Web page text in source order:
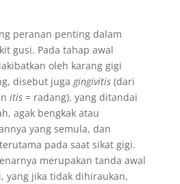
peranan penting dalam
gusi. Pada tahap awal
oleh karang gigi
disebut juga gingivitis(dari
itis= radang), yang ditandai
agak bengkak atau
yang semula, dan
pada saat sikat gigi.
merupakan tanda awal
yang jika tidak dihiraukan,